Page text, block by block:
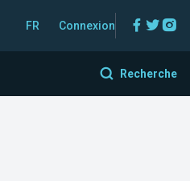
FR Connexion
Recherche